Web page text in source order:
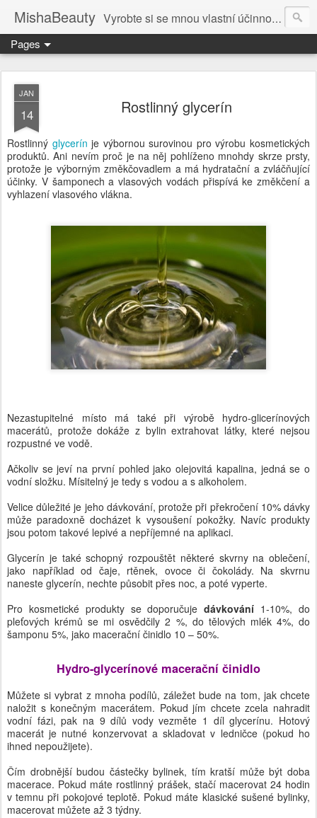
MishaBeauty Vyrobte si se mnou vlastní účinnou kosmetiku. Návody pre výrobu vlastnej kozmetiky.
Pages
JAN
14 Rostlinný glycerín
Rostlinný glycerín je výbornou surovinou pro výrobu kosmetických
produktů. Ani nevím proč je na něj pohlíženo mnohdy skrze prsty,
protože je výborným změkčovadlem a má hydratační a zvláčňující
účinky. V šamponech a vlasových vodách přispívá ke změkčení a
vyhlazení vlasového vlákna.
Nezastupitelné místo má také při výrobě hydro-glicerínových
macerátů, protože dokáže z bylin extrahovat látky, které nejsou
rozpustné ve vodě.
Ačkoliv se jeví na první pohled jako olejovitá kapalina, jedná se o
vodní složku. Mísitelný je tedy s vodou a s alkoholem.
Velice důležité je jeho dávkování, protože při překročení 10% dávky
může paradoxně docházet k vysoušení pokožky. Navíc produkty
jsou potom takové lepivé a nepříjemné na aplikaci.
Glycerín je také schopný rozpouštět některé skvrny na oblečení,
jako například od čaje, rtěnek, ovoce či čokolády. Na skvrnu
naneste glycerín, nechte působit přes noc, a poté vyperte.
Pro kosmetické produkty se doporučujedávkování 1-10%, do
pleťových krémů se mi osvědčily 2 %, do tělových mlék 4%, do
šamponu 5%, jako macerační činidlo 10 – 50%.
Hydro-glycerínové macerační činidlo
Můžete si vybrat z mnoha podílů, záležet bude na tom, jak chcete
naložit s konečným macerátem. Pokud jím chcete zcela nahradit
vodní fázi, pak na 9 dílů vody vezměte 1 díl glycerínu. Hotový
macerát je nutné konzervovat a skladovat v ledničce (pokud ho
ihned nepoužijete).
Čím drobnější budou částečky bylinek, tím kratší může být doba
macerace. Pokud máte rostlinný prášek, stačí macerovat 24 hodin
v temnu při pokojové teplotě. Pokud máte klasické sušené bylinky,
macerovat můžete až 3 týdny.